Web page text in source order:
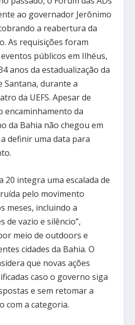
ao governador Jerônimo
a reabertura da
As requisições foram
públicos em Ilhéus,
anos da estadualização da
Santana, durante a
da UEFS. Apesar de
encaminhamento da
da Bahia não chegou em
definir uma data para
20 integra uma escalada de
pelo movimento
meses, incluindo a
de vazio e silêncio”,
meio de outdoors e
cidades da Bahia. O
que novas ações
caso o governo siga
e sem retomar a
com a categoria.